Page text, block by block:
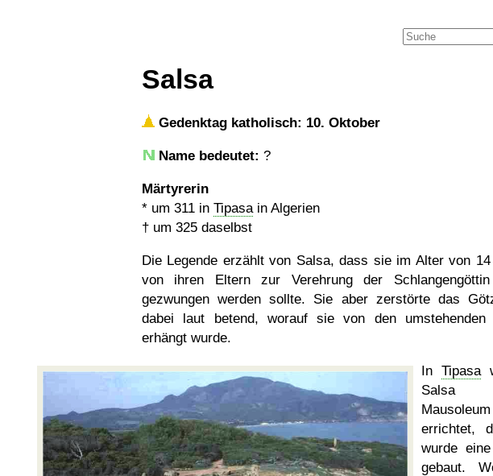
Salsa
Gedenktag katholisch: 10. Oktober
Name bedeutet: ?
Märtyrerin
* um 311 in Tipasain Algerien
† um 325 daselbst
Die Legende erzählt von Salsa, dass sie im Alter von
von ihren Eltern zur Verehrung der
gezwungen werden sollte. Sie aber zerstörte das
dabei laut betend, worauf sie von den umstehenden
erhängt wurde.
In Tipasa
Mausoleum
errichtet,
wurde
gebaut.